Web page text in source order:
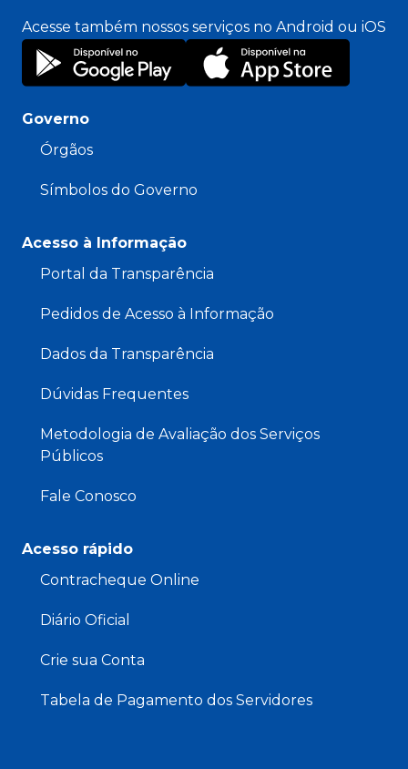
Acesse também nossos serviços no Android ou iOS
Governo
Órgãos
Símbolos do Governo
Acesso à Informação
Portal da Transparência
Pedidos de Acesso à Informação
Dados da Transparência
Dúvidas Frequentes
Metodologia de Avaliação dos Serviços
Públicos
Fale Conosco
Acesso rápido
Contracheque Online
Diário Oficial
Crie sua Conta
Tabela de Pagamento dos Servidores